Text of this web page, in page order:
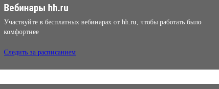
Вебинары hh.ru
Участвуйте в бесплатных вебинарах от hh.ru, чтобы работать было
комфортнее
Следить за расписанием